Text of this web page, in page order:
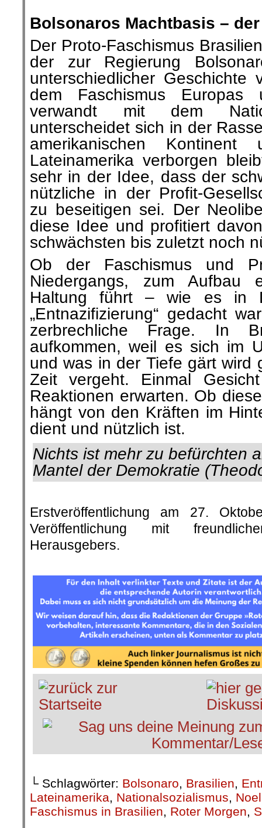
Bolsonaros Machtbasis –
Der Proto-Faschismus
der zur Regierung
unterschiedlicher Geschichte
dem Faschismus
verwandt mit dem
unterscheidet sich in der
amerikanischen
Lateinamerika verborgen
sehr in der Idee, dass der
nützliche in der Profit-
zu beseitigen sei. Der
diese Idee und profitiert
schwächsten bis zuletzt noch
Ob der Faschismus und
Niedergangs, zum Aufbau
Haltung führt – wie es in
„Entnazifizierung“ gedacht
zerbrechliche Frage. In
aufkommen, weil es sich im
und was in der Tiefe gärt wird
Zeit vergeht. Einmal
Reaktionen erwarten. Ob
hängt von den Kräften im
dient und nützlich ist.
Nichts ist mehr zu befürchten
Mantel der Demokratie
Erstveröffentlichung am 27.
Veröffentlichung mit
Herausgebers.
└ Schlagwörter: Bolsonaro, Brasilien,
Lateinamerika, Nationalsozialismus,
Faschismus in Brasilien, Roter Morgen,